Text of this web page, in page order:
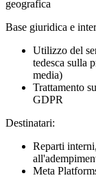
geografica
Base giuridica e
Utilizzo del
tedesca sulla
media)
Trattamento
GDPR
Destinatari:
Reparti
Meta